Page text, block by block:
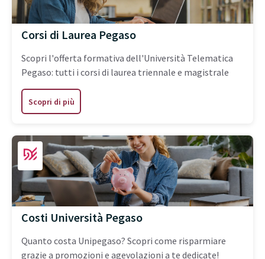
Corsi di Laurea Pegaso
Scopri l'offerta formativa dell'Università Telematica
Pegaso: tutti i corsi di laurea triennale e magistrale
Scopri di più
Costi Università Pegaso
Quanto costa Unipegaso? Scopri come risparmiare
grazie a promozioni e agevolazioni a te dedicate!